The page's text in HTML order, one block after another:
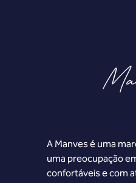
A Manves é uma
uma preocupação
confortáveis e com